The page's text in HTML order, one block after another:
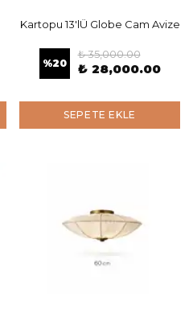
Kartopu 13'lÜ Globe Cam Avize
%20
₺ 35,000.00
₺ 28,000.00
SEPETE EKLE